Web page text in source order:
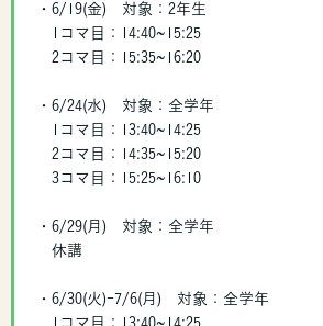
・6/19(金) 対象：2年生
1コマ目：14:40~15:25
2コマ目：15:35~16:20
・6/24(水) 対象：全学年
1コマ目：13:40~14:25
2コマ目：14:35~15:20
3コマ目：15:25~16:10
・6/29(月) 対象：全学年
休講
・6/30(火)-7/6(月) 対象：全学年
1コマ目：13:40~14:25